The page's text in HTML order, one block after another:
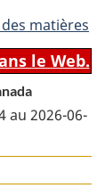
matières
le Web.
au 2026-06-